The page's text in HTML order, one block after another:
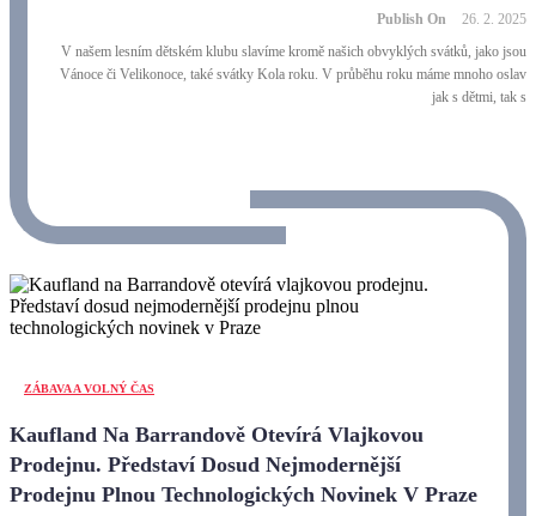
Publish On
26. 2. 2025
V našem lesním dětském klubu slavíme kromě našich obvyklých svátků, jako jsou
Vánoce či Velikonoce, také svátky Kola roku. V průběhu roku máme mnoho oslav
jak s dětmi, tak s
ZÁBAVA A VOLNÝ ČAS
Kaufland Na Barrandově Otevírá Vlajkovou
Prodejnu. Představí Dosud Nejmodernější
Prodejnu Plnou Technologických Novinek V Praze